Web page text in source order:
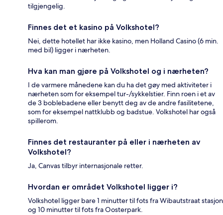
tilgjengelig.
Finnes det et kasino på Volkshotel?
Nei, dette hotellet har ikke kasino, men Holland Casino (6 min.
med bil) ligger i nærheten.
Hva kan man gjøre på Volkshotel og i nærheten?
I de varmere månedene kan du ha det gøy med aktiviteter i
nærheten som for eksempel tur-/sykkelstier. Finn roen i et av
de 3 boblebadene eller benytt deg av de andre fasilitetene,
som for eksempel nattklubb og badstue. Volkshotel har også
spillerom.
Finnes det restauranter på eller i nærheten av
Volkshotel?
Ja, Canvas tilbyr internasjonale retter.
Hvordan er området Volkshotel ligger i?
Volkshotel ligger bare 1 minutter til fots fra Wibautstraat stasjon
og 10 minutter til fots fra Oosterpark.